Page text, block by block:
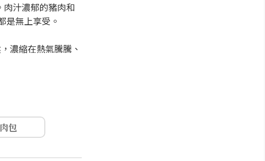
汁濃郁的豬肉和
是無上享受。
濃縮在熱氣騰騰、
肉包